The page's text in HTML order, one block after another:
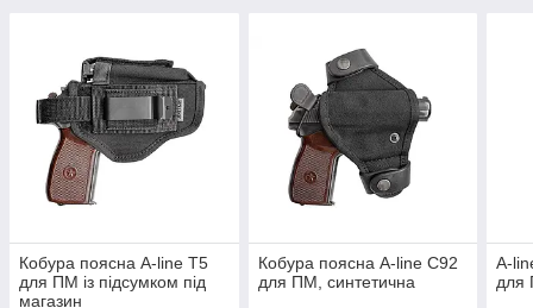
Кобура поясна A-line Т5
для ПМ із підсумком під
магазин
Кобура поясна A-line С92
для ПМ, синтетична
A-
для